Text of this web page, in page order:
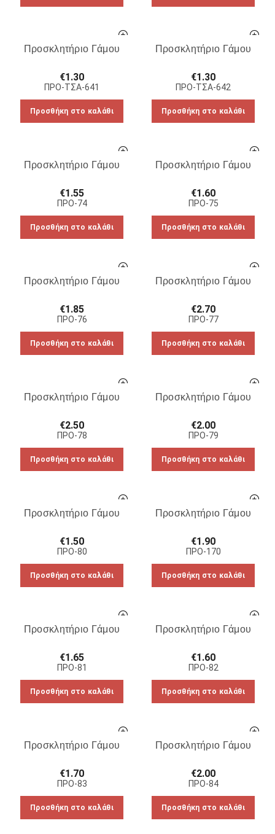
Προσκλητήριο Γάμου
€1.30
ΠΡΟ-ΤΣΑ-641
Προσθήκη στο καλάθι
Προσκλητήριο Γάμου
€1.30
ΠΡΟ-ΤΣΑ-642
Προσθήκη στο καλάθι
Προσκλητήριο Γάμου
€1.55
ΠΡΟ-74
Προσθήκη στο καλάθι
Προσκλητήριο Γάμου
€1.60
ΠΡΟ-75
Προσθήκη στο καλάθι
Προσκλητήριο Γάμου
€1.85
ΠΡΟ-76
Προσθήκη στο καλάθι
Προσκλητήριο Γάμου
€2.70
ΠΡΟ-77
Προσθήκη στο καλάθι
Προσκλητήριο Γάμου
€2.50
ΠΡΟ-78
Προσθήκη στο καλάθι
Προσκλητήριο Γάμου
€2.00
ΠΡΟ-79
Προσθήκη στο καλάθι
Προσκλητήριο Γάμου
€1.50
ΠΡΟ-80
Προσθήκη στο καλάθι
Προσκλητήριο Γάμου
€1.90
ΠΡΟ-170
Προσθήκη στο καλάθι
Προσκλητήριο Γάμου
€1.65
ΠΡΟ-81
Προσθήκη στο καλάθι
Προσκλητήριο Γάμου
€1.60
ΠΡΟ-82
Προσθήκη στο καλάθι
Προσκλητήριο Γάμου
€1.70
ΠΡΟ-83
Προσθήκη στο καλάθι
Προσκλητήριο Γάμου
€2.00
ΠΡΟ-84
Προσθήκη στο καλάθι